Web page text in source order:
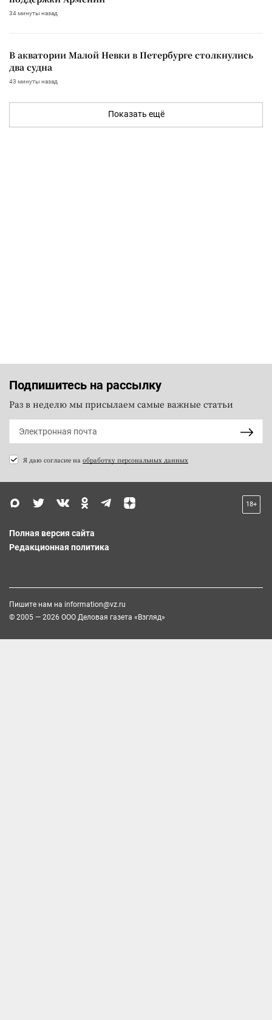
34 минуты назад
В акватории Малой Невки в Петербурге столкнулись
два судна
43 минуты назад
Показать ещё
Подпишитесь на рассылку
Раз в неделю мы присылаем самые важные статьи
Я даю согласие на обработку персональных данных
18+
Полная версия сайта
Редакционная политика
Пишите нам на information@vz.ru
© 2005 — 2026 ООО Деловая газета «Взгляд»